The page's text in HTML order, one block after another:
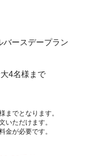
ースデープラン
4名様まで
までとなります。
ただけます。
が必要です。